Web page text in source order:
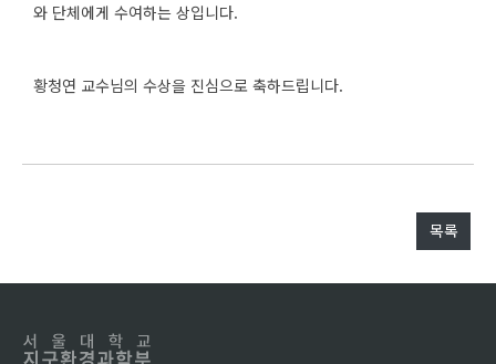
와 단체에게 수여하는 상입니다.
황청연 교수님의 수상을 진심으로 축하드립니다.
목록